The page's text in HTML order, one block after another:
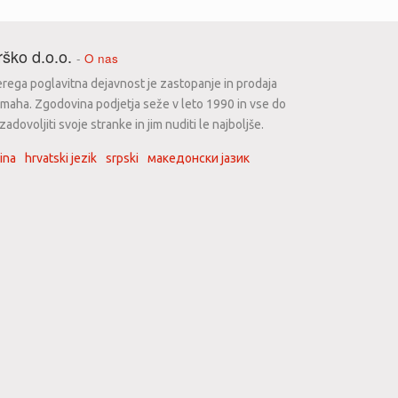
d.o.o. - O nas
poglavitna dejavnost je zastopanje in prodaja
Zgodovina podjetja seže v leto 1990 in vse do
svoje stranke in jim nuditi le najboljše.
hrvatski jezik srpski
македонски јазик